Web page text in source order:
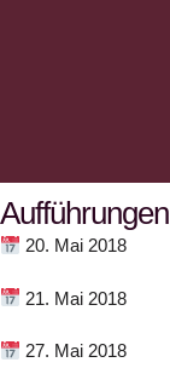
Aufführungen
20. Mai 2018
21. Mai 2018
27. Mai 2018